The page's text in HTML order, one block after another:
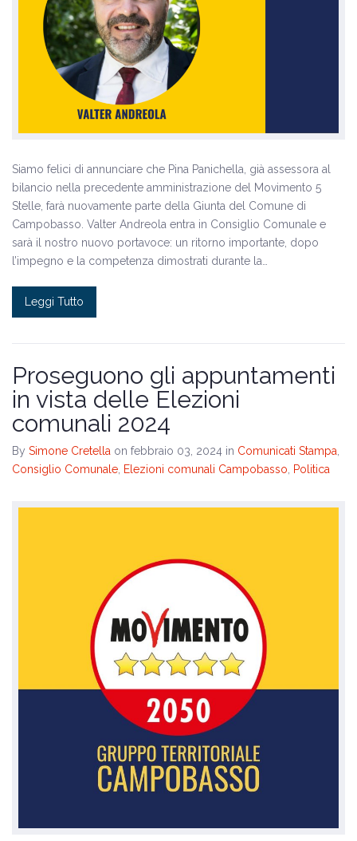
Siamo felici di annunciare che Pina Panichella, già assessora al
bilancio nella precedente amministrazione del Movimento 5
Stelle, farà nuovamente parte della Giunta del Comune di
Campobasso. Valter Andreola entra in Consiglio Comunale e
sarà il nostro nuovo portavoce: un ritorno importante, dopo
l’impegno e la competenza dimostrati durante la…
Leggi Tutto
Proseguono gli appuntamenti
in vista delle Elezioni
comunali 2024
By Simone Cretella on febbraio 03, 2024 in Comunicati Stampa
Consiglio Comunale Elezioni comunali Campobasso Politica